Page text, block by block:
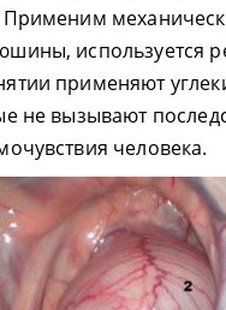
Применим
используется
применяют
не вызывают
человека.